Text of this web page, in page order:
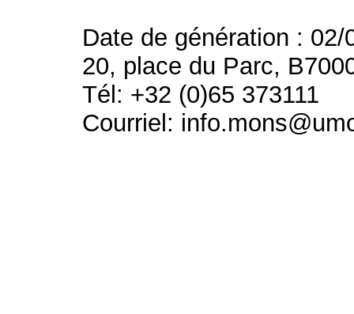
Date de génération : 02/
20, place du Parc,
Tél: +32 (0)65 373111
Courriel: